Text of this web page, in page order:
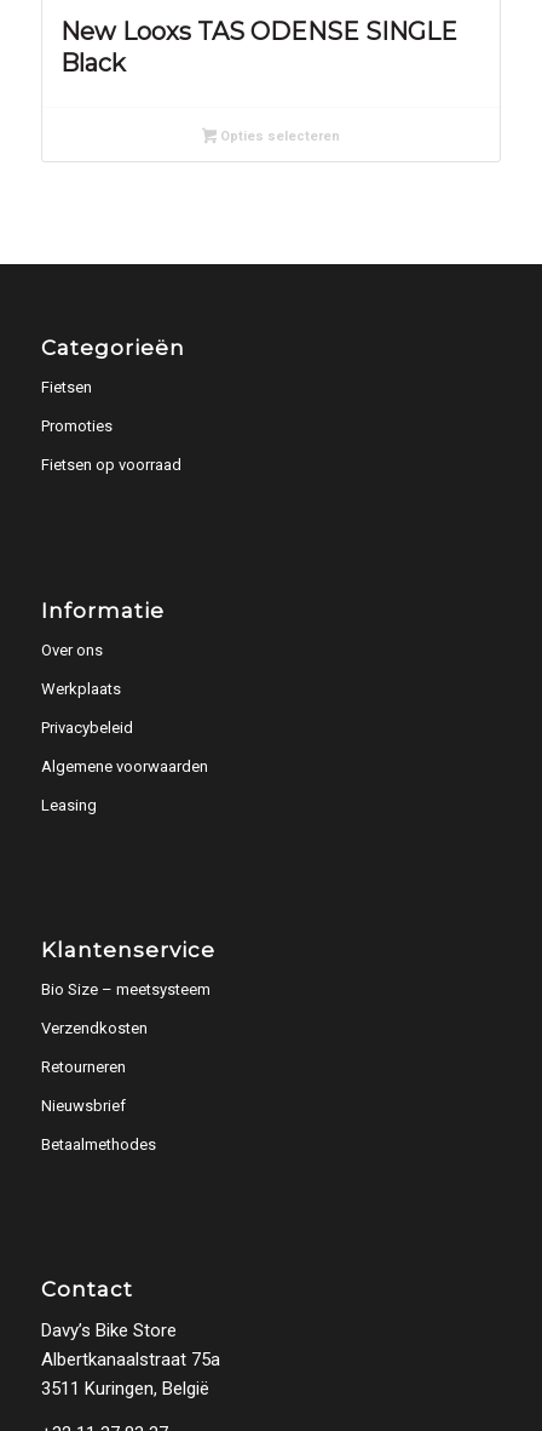
New Looxs TAS ODENSE SINGLE
Black
Opties selecteren
Categorieën
Fietsen
Promoties
Fietsen op voorraad
Informatie
Over ons
Werkplaats
Privacybeleid
Algemene voorwaarden
Leasing
Klantenservice
Bio Size – meetsysteem
Verzendkosten
Retourneren
Nieuwsbrief
Betaalmethodes
Contact
Davy’s Bike Store
Albertkanaalstraat 75a
3511 Kuringen, België